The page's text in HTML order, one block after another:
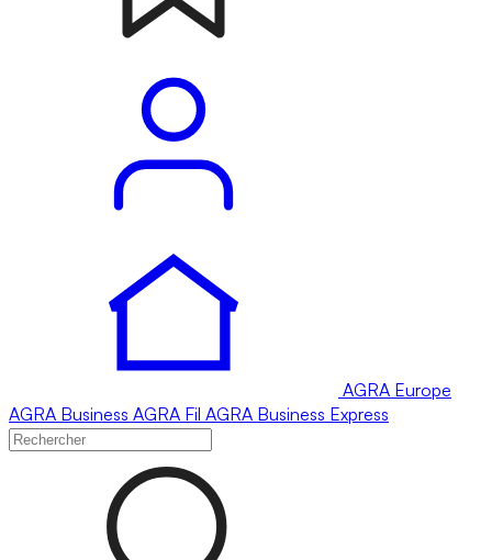
AGRA Europe
AGRA Business AGRA Fil AGRA Business Express